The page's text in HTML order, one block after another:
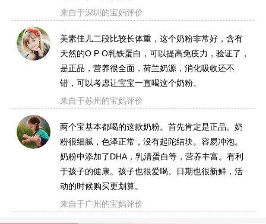
来自于深圳的宝妈评价
美素佳儿二段比较长体重，这个奶粉非常好，含有
天然的O P O乳铁蛋白，可以提高免疫力，验证了，
是正品，营养很全面，荷兰奶源，消化吸收还不
错，可以考虑让宝宝一直喝这个奶粉。
来自于苏州的宝妈评价
两个宝基本都喝的这款奶粉。首先肯定是正品。奶
粉很细腻，色泽正常，没有起陀结块。容易冲泡。
奶粉中添加了DHA，乳清蛋白等，营养丰富。有利
于孩子的健康。孩子也很爱喝。日期也很新鲜，活
动的时候购买更划算。
来自于广州的宝妈评价